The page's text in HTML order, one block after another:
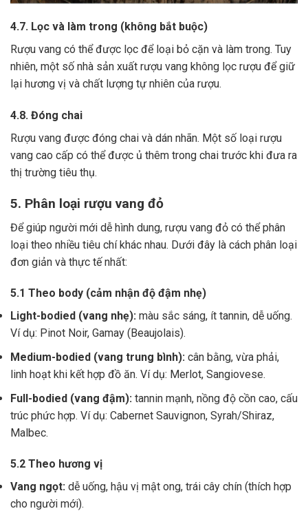
4.7. Lọc và làm trong (không bắt buộc)
Rượu vang có thể được lọc để loại bỏ cặn và làm trong. Tuy
nhiên, một số nhà sản xuất rượu vang không lọc rượu để giữ
lại hương vị và chất lượng tự nhiên của rượu.
4.8. Đóng chai
Rượu vang được đóng chai và dán nhãn. Một số loại rượu
vang cao cấp có thể được ủ thêm trong chai trước khi đưa ra
thị trường tiêu thụ.
5. Phân loại rượu vang đỏ
Để giúp người mới dễ hình dung, rượu vang đỏ có thể phân
loại theo nhiều tiêu chí khác nhau. Dưới đây là cách phân loại
đơn giản và thực tế nhất:
5.1 Theo body (cảm nhận độ đậm nhẹ)
Light-bodied (vang nhẹ): màu sắc sáng, ít tannin, dễ uống.
Ví dụ: Pinot Noir, Gamay (Beaujolais).
Medium-bodied (vang trung bình): cân bằng, vừa phải,
linh hoạt khi kết hợp đồ ăn. Ví dụ: Merlot, Sangiovese.
Full-bodied (vang đậm): tannin mạnh, nồng độ cồn cao, cấu
trúc phức hợp. Ví dụ: Cabernet Sauvignon, Syrah/Shiraz,
Malbec.
5.2 Theo hương vị
Vang ngọt: dễ uống, hậu vị mật ong, trái cây chín (thích hợp
cho người mới).